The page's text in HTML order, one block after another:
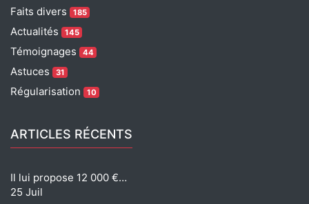
Faits divers 185
Actualités 145
Témoignages 44
Astuces 31
Régularisation 10
ARTICLES RÉCENTS
Il lui propose 12 000 €…
25 Juil